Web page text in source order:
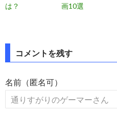
は？
画10選
投
ナ
ビ
コメントを残す
名前（匿名可）